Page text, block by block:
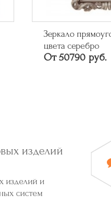
Зеркало
От 16910 руб.
изделий
изделий и
систем